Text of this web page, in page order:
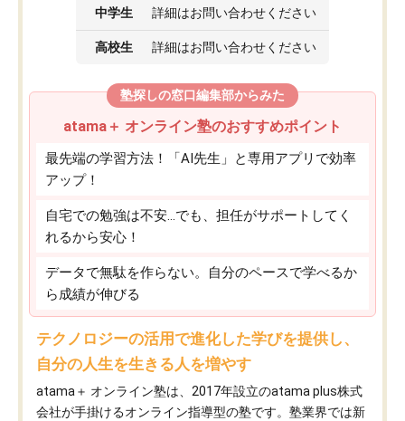
中学生 詳細はお問い合わせください
高校生 詳細はお問い合わせください
塾探しの窓口編集部からみた
atama＋ オンライン塾のおすすめポイント
最先端の学習方法！「AI先生」と専用アプリで効率
アップ！
自宅での勉強は不安…でも、担任がサポートしてく
れるから安心！
データで無駄を作らない。自分のペースで学べるか
ら成績が伸びる
テクノロジーの活用で進化した学びを提供し、
自分の人生を生きる人を増やす
atama＋ オンライン塾は、2017年設立のatama plus株式
会社が手掛けるオンライン指導型の塾です。塾業界では新